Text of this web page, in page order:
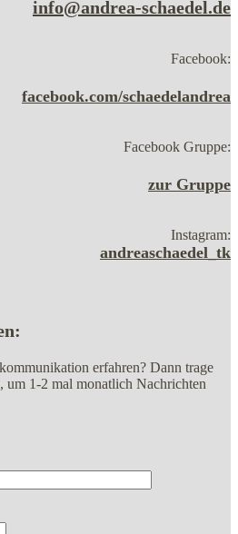
info@andrea-schaedel.de
Facebook:
facebook.com/schaedelandrea
Facebook Gruppe:
zur Gruppe
Instagram:
andreaschaedel_tk
erfahren? Dann trage
1-2 mal monatlich Nachrichten